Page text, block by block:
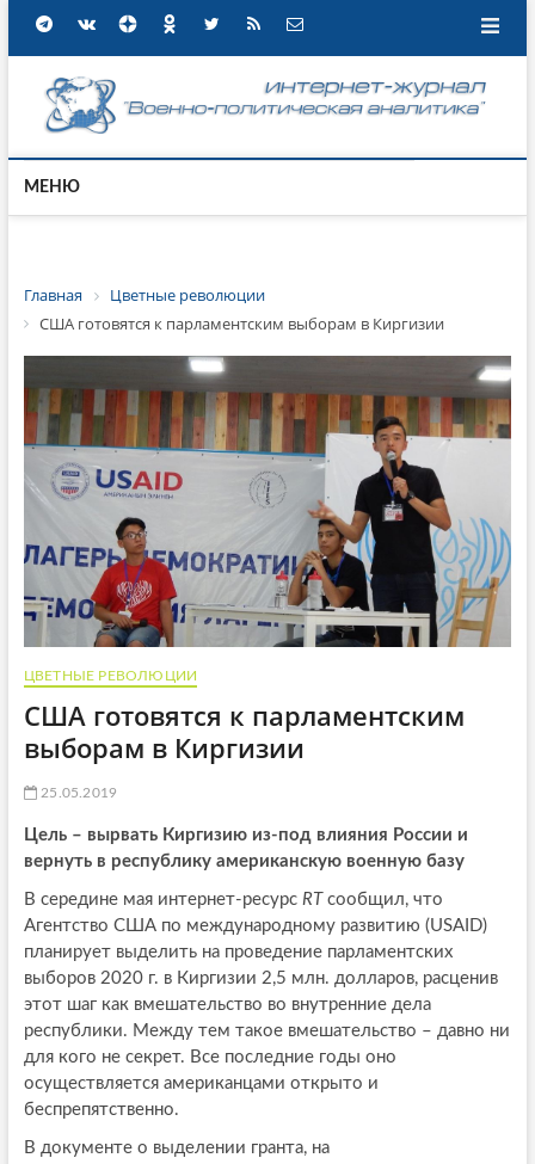
МЕНЮ
Главная
Цветные революции
США готовятся к парламентским выборам в Киргизии
ЦВЕТНЫЕ РЕВОЛЮЦИИ
США готовятся к парламентским
выборам в Киргизии
25.05.2019
Цель – вырвать Киргизию из-под влияния России и
вернуть в республику американскую военную базу
В середине мая интернет-ресурс RT сообщил, что
Агентство США по международному развитию (USAID)
планирует выделить на проведение парламентских
выборов 2020 г. в Киргизии 2,5 млн. долларов, расценив
этот шаг как вмешательство во внутренние дела
республики. Между тем такое вмешательство – давно ни
для кого не секрет. Все последние годы оно
осуществляется американцами открыто и
беспрепятственно.
В документе о выделении гранта, на